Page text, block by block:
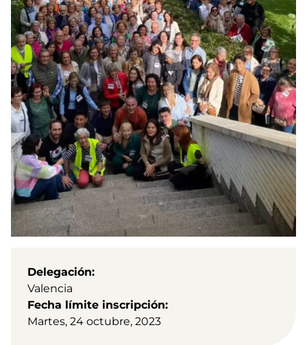
Delegación
Valencia
Fecha límite inscripción
Martes, 24 octubre, 2023